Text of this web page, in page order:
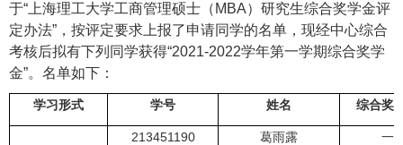
于“上海理工大学工商管理硕士（ MBA）研究生综合奖学金评
定办法”，按评定要求上报了申请同学的名单，现经中心综合
考核后拟有下列同学获得“2021-2022学年第一学期综合奖学
金”。名单如下：
学习形式 学号 姓名 综合奖
213451190 葛雨露 一